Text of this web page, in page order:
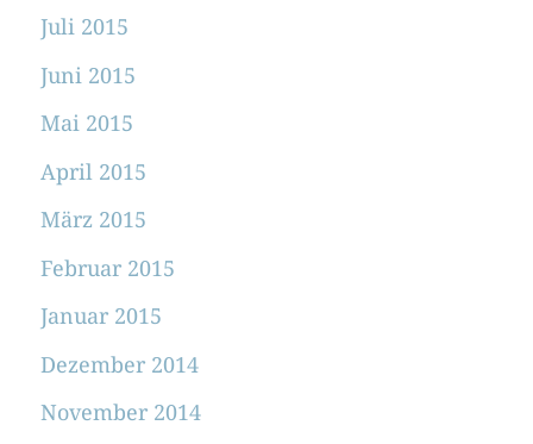
Juli 2015
Juni 2015
Mai 2015
April 2015
März 2015
Februar 2015
Januar 2015
Dezember 2014
November 2014